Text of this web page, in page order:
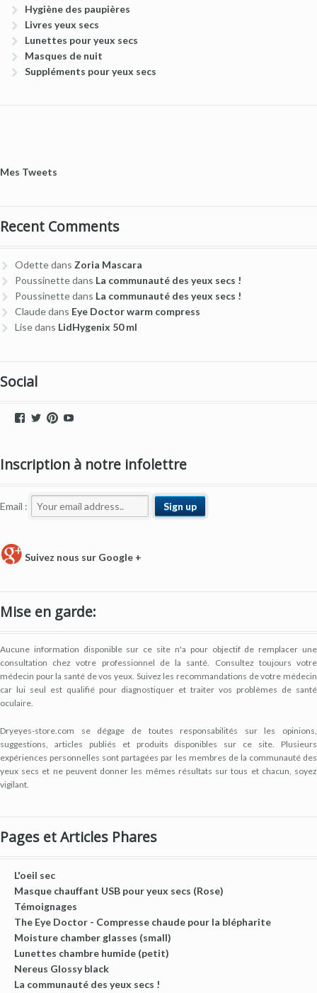
Hygiène des paupières
Livres yeux secs
Lunettes pour yeux secs
Masques de nuit
Suppléments pour yeux secs
Mes Tweets
Recent Comments
Odettedans Zoria Mascara
Poussinettedans La communauté des yeux secs !
Poussinettedans La communauté des yeux secs !
Claudedans Eye Doctor warm compress
Lisedans LidHygenix 50 ml
Social
Voir
dryeyestore
sur
Facebook
Voir
@dryeyes_store
Twitter
Voir
dryeyestore
Pinterest
UCjvaWnkEEERstVgI2AR2F-
sur
YouTube
Inscription à notre infolettre
Email :
Suivez nous sur Google +
Mise en garde:
Aucune information disponible sur ce site n'a pour objectif de remplacer une
consultation chez votre professionnel de la santé. Consultez toujours votre
médecin pour la santé de vos yeux. Suivez les recommandations de votre médecin
car lui seul est qualifié pour diagnostiquer et traiter vos problèmes de santé
oculaire.
Dryeyes-store.com se dégage de toutes responsabilités sur les opinions,
suggestions, articles publiés et produits disponibles sur ce site. Plusieurs
expériences personnelles sont partagées par les membres de la communauté des
yeux secs et ne peuvent donner les mêmes résultats sur tous et chacun, soyez
vigilant.
Pages et Articles Phares
L'oeil sec
Masque chauffant USB pour yeux secs (Rose)
Témoignages
The Eye Doctor - Compresse chaude pour la blépharite
Moisture chamber glasses (small)
Lunettes chambre humide (petit)
Nereus Glossy black
La communauté des yeux secs !